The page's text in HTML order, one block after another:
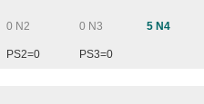
0 N2 0 N3 5 N4
PS2=0 PS3=0